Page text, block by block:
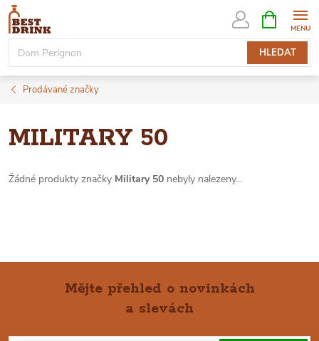
Přejít
obsah
HLEDAT
NÁKUPNÍ
KOŠÍK
Prodávané značky
MILITARY 50
Žádné produkty značky Military 50 nebyly nalezeny...
Mějte přehled o novinkách
a slevách